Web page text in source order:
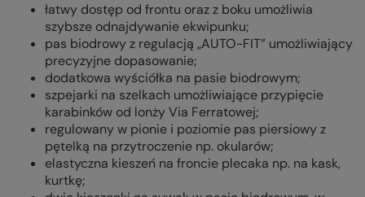
łatwy dostęp od frontu oraz z boku umożliwia
szybsze odnajdywanie ekwipunku;
pas biodrowy z regulacją „AUTO-FIT” umożliwiający
precyzyjne dopasowanie;
dodatkowa wyściółka na pasie biodrowym;
szpejarki na szelkach umożliwiające przypięcie
karabinków od lonży Via Ferratowej;
regulowany w pionie i poziomie pas piersiowy z
pętelką na przytroczenie np. okularów;
elastyczna kieszeń na froncie plecaka np. na kask,
kurtkę;